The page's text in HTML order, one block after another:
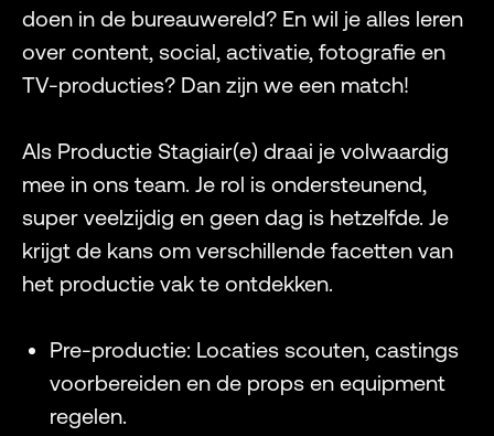
doen in de bureauwereld? En wil je alles leren
over content, social, activatie, fotografie en
TV-producties? Dan zijn we een match!
Als Productie Stagiair(e) draai je volwaardig
mee in ons team. Je rol is ondersteunend,
super veelzijdig en geen dag is hetzelfde. Je
krijgt de kans om verschillende facetten van
het productie vak te ontdekken.
Pre-productie: Locaties scouten, castings
voorbereiden en de props en equipment
regelen.